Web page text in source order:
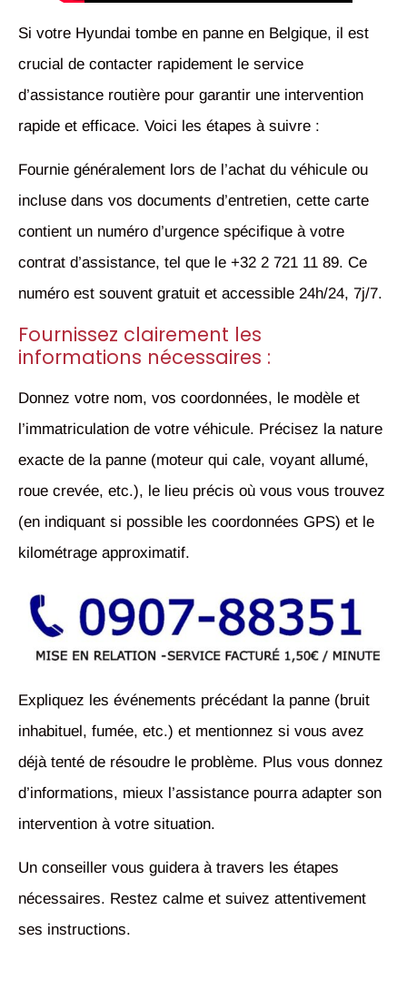
Si votre Hyundai tombe en panne en Belgique, il est
crucial de contacter rapidement le service
d’assistance routière pour garantir une intervention
rapide et efficace. Voici les étapes à suivre :
Fournie généralement lors de l’achat du véhicule ou
incluse dans vos documents d’entretien, cette carte
contient un numéro d’urgence spécifique à votre
contrat d’assistance, tel que le +32 2 721 11 89. Ce
numéro est souvent gratuit et accessible 24h/24, 7j/7.
Fournissez clairement les
informations nécessaires :
Donnez votre nom, vos coordonnées, le modèle et
l’immatriculation de votre véhicule. Précisez la nature
exacte de la panne (moteur qui cale, voyant allumé,
roue crevée, etc.), le lieu précis où vous vous trouvez
(en indiquant si possible les coordonnées GPS) et le
kilométrage approximatif.
Expliquez les événements précédant la panne (bruit
inhabituel, fumée, etc.) et mentionnez si vous avez
déjà tenté de résoudre le problème. Plus vous donnez
d’informations, mieux l’assistance pourra adapter son
intervention à votre situation.
Un conseiller vous guidera à travers les étapes
nécessaires. Restez calme et suivez attentivement
ses instructions.